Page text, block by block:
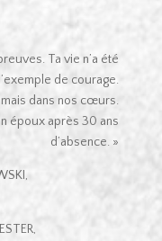
Ta vie n’a été
de courage.
dans nos cœurs.
époux après 30 ans
d’absence. »